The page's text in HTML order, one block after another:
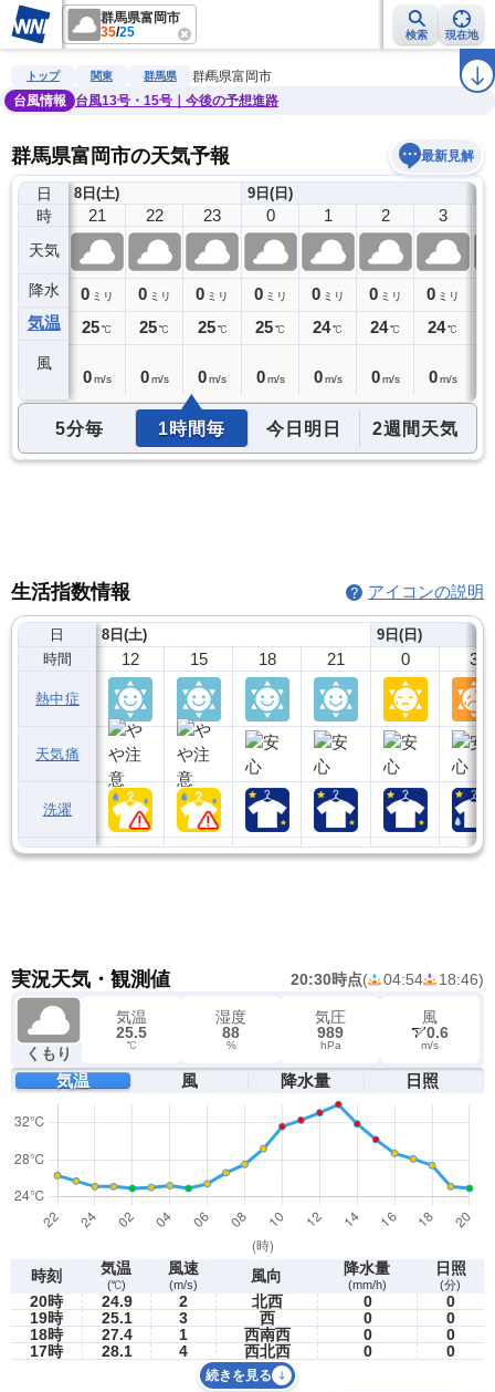
群馬県富岡市
35/25 検索 現在地
雨雲レーダー 台風情報 地震情報 ラ
トップ 関東 群馬県
群馬県富岡市
台風情報
台風13号・15号｜今後の予想進路
群馬県富岡市の天気予報 最新見解
日
時
天気
降水
気温
風
8日(土)
20
0ミリ
26℃
21
0 ミリ
25℃
0 m/s
22
0 ミリ
25℃
0 m/s
23
0 ミリ
25 ℃
0m/s
9日(日)
0
0 ミリ
25℃
0 m/s
1
0 ミリ
24℃
0 m/s
2
0 ミリ
24℃
0 m/s
3
0 ミリ
24℃
0 m/s
5分毎 1時間毎 今日明日 2週間天気
生活指数情報 アイコンの説明
日
時間
熱中症
天気痛
洗濯
8日(土)
12 15 18 21
9日(日)
0 3
実況天気・観測値 20:30時点( 04:54 18:46)
くもり
気温
25.5
℃
湿度
88
%
気圧
989
hPa
風
0.6
m/s
気温 風 降水量 日照
時刻 気温
(℃)
風速
(m/s) 風向 降水量
(mm/h)
日照
(分)
20時 24.9 2 北西 0
0
19時
25.1 3 西 0
0
18時
27.4 1 西南西 0
0
17時
28.1 4 西北西 0 0
続きを見る